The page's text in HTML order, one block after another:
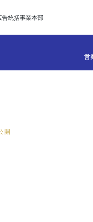
告統括事業本部
営
開